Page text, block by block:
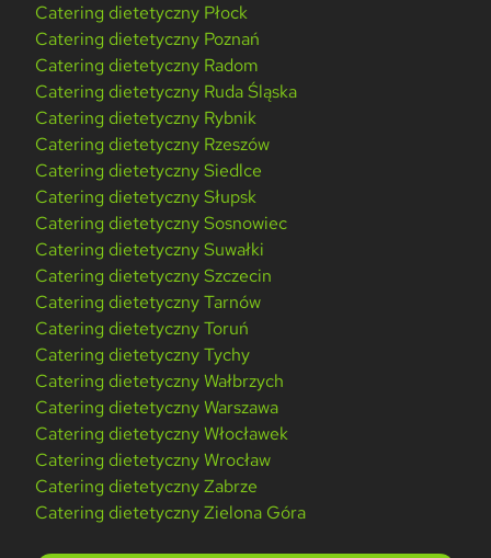
Catering dietetyczny Płock
Catering dietetyczny Poznań
Catering dietetyczny Radom
Catering dietetyczny Ruda Śląska
Catering dietetyczny Rybnik
Catering dietetyczny Rzeszów
Catering dietetyczny Siedlce
Catering dietetyczny Słupsk
Catering dietetyczny Sosnowiec
Catering dietetyczny Suwałki
Catering dietetyczny Szczecin
Catering dietetyczny Tarnów
Catering dietetyczny Toruń
Catering dietetyczny Tychy
Catering dietetyczny Wałbrzych
Catering dietetyczny Warszawa
Catering dietetyczny Włocławek
Catering dietetyczny Wrocław
Catering dietetyczny Zabrze
Catering dietetyczny Zielona Góra